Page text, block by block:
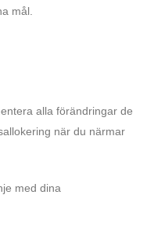
mål.
alla förändringar de
när du närmar
med dina